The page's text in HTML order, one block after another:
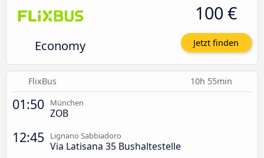
Economy
100 €
Jetzt finden
FlixBus 10h 55min
01:50 München
ZOB
12:45 Lignano Sabbiadoro
Via Latisana 35 Bushaltestelle